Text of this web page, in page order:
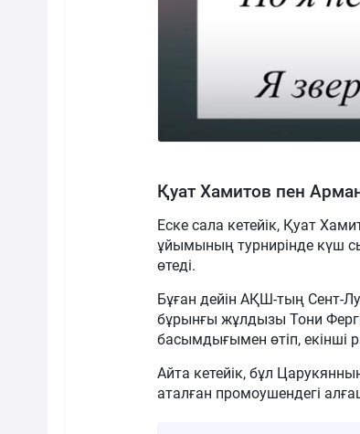
Қуат Хамитов пен
Еске сала кетейік, Қуат
ұйымының турнирінде күш
өтеді.
Бұған дейін АҚШ-тың Сент-
бұрынғы жұлдызы Тони
басымдығымен өтіп, екінші
Айта кетейік, бұл
аталған промоушендегі